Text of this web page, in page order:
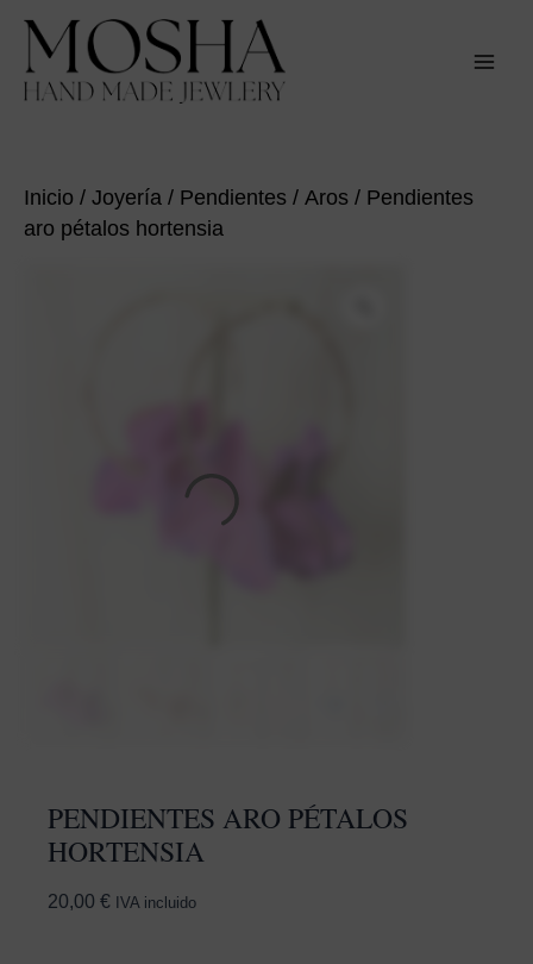
contenido
Inicio / Joyería / Pendientes / Aros / Pendientes
aro pétalos hortensia
PENDIENTES ARO PÉTALOS
HORTENSIA
20,00 € IVA incluido